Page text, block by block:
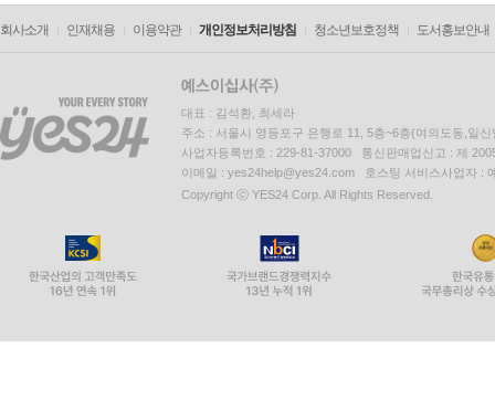
회사소개 인재채용 이용약관 개인정보처리방침 청소년보호정책 도서홍보안내
대표 : 김석환, 최세라
주소 : 서울시 영등포구 은행로 11, 5층~6층(여의도동,일신
사업자등록번호 : 229-81-37000 통신판매업신고 : 제
이메일 : yes24help@yes24.com 호스팅 서비스사업자 :
Copyright ⓒ YES24 Corp. All Rights Reserved.